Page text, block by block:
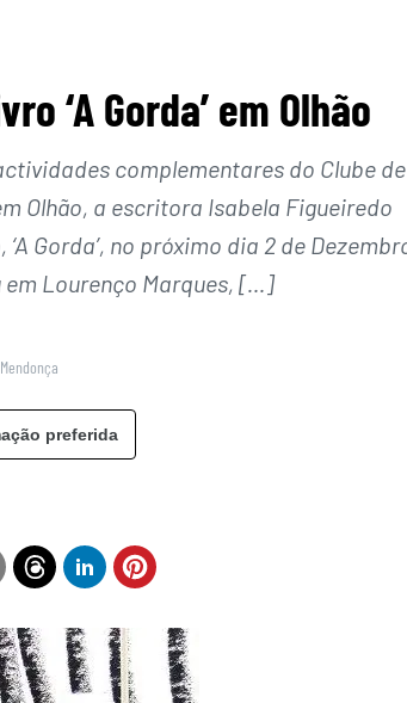
‘A Gorda’ em Olhão
complementares do Clube de
Olhão, a escritora Isabela Figueiredo
Gorda’, no próximo dia 2 de
em Lourenço Marques, […]
preferida